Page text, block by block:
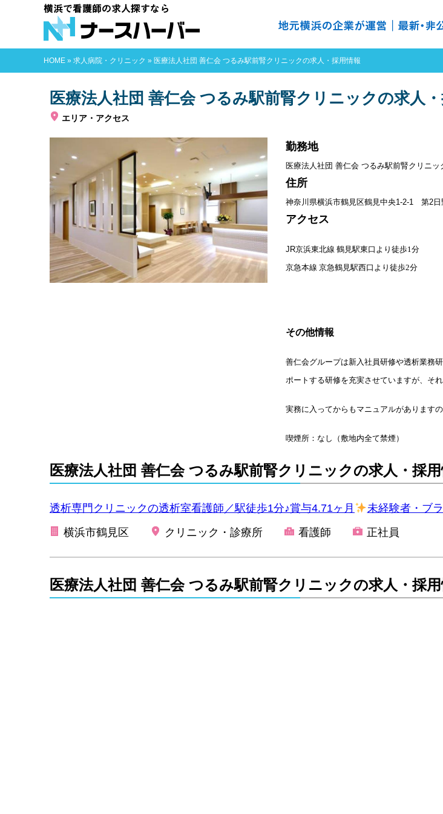
HOME » 求人病院・クリニック » 医療法人社団 善仁会 つるみ駅前腎クリニックの求人・採用情報
医療法人社団 善仁会 つるみ駅前腎クリニックの求人
エリア・アクセス
勤務地
医療法人社団 善仁会 つるみ駅前腎クリニッ
住所
神奈川県横浜市鶴見区鶴見中央1-2-1 第2日
アクセス
JR京浜東北線 鶴見駅東口より徒歩1分
京急本線 京急鶴見駅西口より徒歩2分
その他情報
善仁会グループは新入社員研修や透析業務
ポートする研修を充実させていますが、そ
実務に入ってからもマニュアルがありますの
喫煙所：なし（敷地内全て禁煙）
医療法人社団 善仁会 つるみ駅前腎クリニックの求人・採
透析専門クリニックの透析室看護師／駅徒歩1分♪賞与4.71ヶ月
未経験者・ブ
横浜市鶴見区
クリニック・診療所 看護師 正社員
医療法人社団 善仁会 つるみ駅前腎クリニックの求人・採